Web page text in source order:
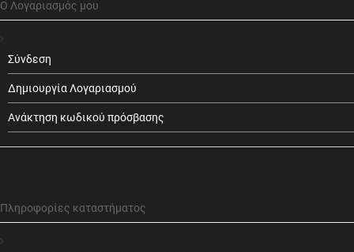
Ο Λογαριασμός μου
Σύνδεση
Δημιουργία Λογαριασμού
Ανάκτηση κωδικού πρόσβασης
Πληροφορίες καταστήματος